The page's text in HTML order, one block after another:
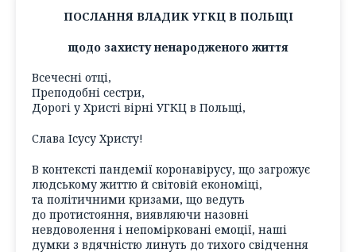
ПОСЛАННЯ ВЛАДИК УГКЦ В ПОЛЬЩІ
щодо захисту ненародженого життя
Всечесні отці,
Преподобні сестри,
Дорогі у Христі вірні УГКЦ в Польщі,
Слава Ісусу Христу!
В контексті пандемії коронавірусу, що загрожує
людському життю й світовій економіці,
та політичними кризами, що ведуть
до протистояння, виявляючи назовні
невдоволення і непомірковані емоції, наші
думки з вдячністю линуть до тихого свідчення